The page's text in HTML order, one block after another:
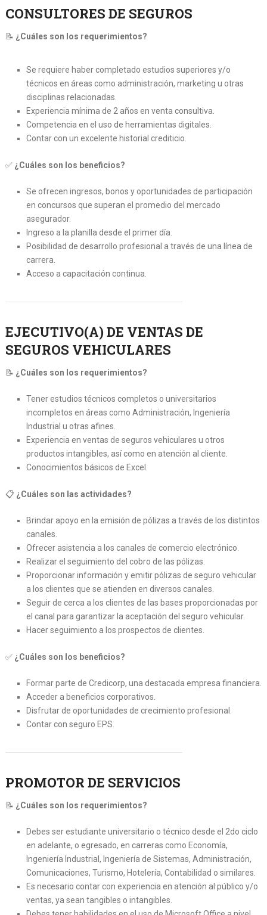
CONSULTORES DE SEGUROS
📝 ¿Cuáles son los requerimientos?
Se requiere haber completado estudios superiores y/o
técnicos en áreas como administración, marketing u otras
disciplinas relacionadas.
Experiencia mínima de 2 años en venta consultiva.
Competencia en el uso de herramientas digitales.
Contar con un excelente historial crediticio.
✅ ¿Cuáles son los beneficios?
Se ofrecen ingresos, bonos y oportunidades de participación
en concursos que superan el promedio del mercado
asegurador.
Ingreso a la planilla desde el primer día.
Posibilidad de desarrollo profesional a través de una línea de
carrera.
Acceso a capacitación continua.
EJECUTIVO(A) DE VENTAS DE
SEGUROS VEHICULARES
📝 ¿Cuáles son los requerimientos?
Tener estudios técnicos completos o universitarios
incompletos en áreas como Administración, Ingeniería
Industrial u otras afines.
Experiencia en ventas de seguros vehiculares u otros
productos intangibles, así como en atención al cliente.
Conocimientos básicos de Excel.
📋 ¿Cuáles son las actividades?
Brindar apoyo en la emisión de pólizas a través de los distintos
canales.
Ofrecer asistencia a los canales de comercio electrónico.
Realizar el seguimiento del cobro de las pólizas.
Proporcionar información y emitir pólizas de seguro vehicular
a los clientes que se atienden en diversos canales.
Seguir de cerca a los clientes de las bases proporcionadas por
el canal para garantizar la aceptación del seguro vehicular.
Hacer seguimiento a los prospectos de clientes.
✅ ¿Cuáles son los beneficios?
Formar parte de Credicorp, una destacada empresa financiera.
Acceder a beneficios corporativos.
Disfrutar de oportunidades de crecimiento profesional.
Contar con seguro EPS.
PROMOTOR DE SERVICIOS
📝 ¿Cuáles son los requerimientos?
Debes ser estudiante universitario o técnico desde el 2do ciclo
en adelante, o egresado, en carreras como Economía,
Ingeniería Industrial, Ingeniería de Sistemas, Administración,
Comunicaciones, Turismo, Hotelería, Contabilidad o similares.
Es necesario contar con experiencia en atención al público y/o
ventas, ya sean tangibles o intangibles.